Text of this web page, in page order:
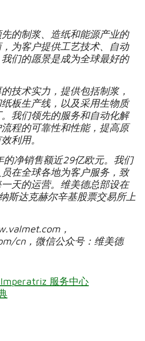
的制浆、造纸和能源产业的
为客户提供工艺技术、自动
们的愿景是成为全球最好的
技术实力，提供包括制浆，
板生产线，以及采用生物质
我们领先的服务和自动化解
程的可靠性和性能，提高原
利用。
的净销售额近29亿欧元。我们
在全球各地为客户服务，致
天的运营。维美德总部设在
斯达克赫尔辛基股票交易所上
，
cn，微信公众号：维美德
服务中心